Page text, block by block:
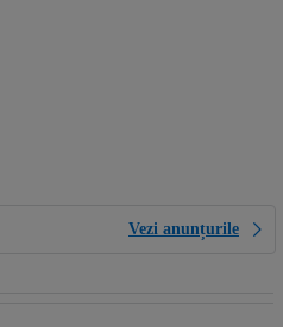
Vezi anunțurile